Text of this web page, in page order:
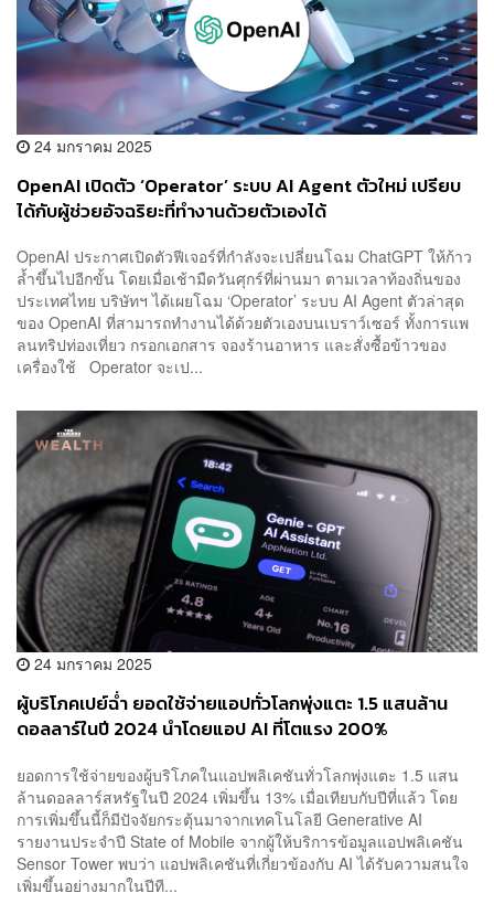
24 มกราคม 2025
OpenAI เปิดตัว ‘Operator’ ระบบ AI Agent ตัวใหม่ เปรียบ
ได้กับผู้ช่วยอัจฉริยะที่ทำงานด้วยตัวเองได้
OpenAI ประกาศเปิดตัวฟีเจอร์ที่กำลังจะเปลี่ยนโฉม ChatGPT ให้ก้าว
ล้ำขึ้นไปอีกขั้น โดยเมื่อเช้ามืดวันศุกร์ที่ผ่านมา ตามเวลาท้องถิ่นของ
ประเทศไทย บริษัทฯ ได้เผยโฉม ‘Operator’ ระบบ AI Agent ตัวล่าสุด
ของ OpenAI ที่สามารถทำงานได้ด้วยตัวเองบนเบราว์เซอร์ ทั้งการแพ
ลนทริปท่องเที่ยว กรอกเอกสาร จองร้านอาหาร และสั่งซื้อข้าวของ
เครื่องใช้ Operator จะเป...
24 มกราคม 2025
ผู้บริโภคเปย์ฉ่ำ ยอดใช้จ่ายแอปทั่วโลกพุ่งแตะ 1.5 แสนล้าน
ดอลลาร์ในปี 2024 นำโดยแอป AI ที่โตแรง 200%
ยอดการใช้จ่ายของผู้บริโภคในแอปพลิเคชันทั่วโลกพุ่งแตะ 1.5 แสน
ล้านดอลลาร์สหรัฐในปี 2024 เพิ่มขึ้น 13% เมื่อเทียบกับปีที่แล้ว โดย
การเพิ่มขึ้นนี้ก็มีปัจจัยกระตุ้นมาจากเทคโนโลยี Generative AI
รายงานประจำปี State of Mobile จากผู้ให้บริการข้อมูลแอปพลิเคชัน
Sensor Tower พบว่า แอปพลิเคชันที่เกี่ยวข้องกับ AI ได้รับความสนใจ
เพิ่มขึ้นอย่างมากในปีที...